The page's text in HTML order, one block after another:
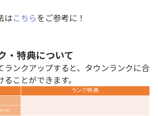
はこちらをご参考に！
・特典について
ランクアップすると、タウンランクに合
ことができます。